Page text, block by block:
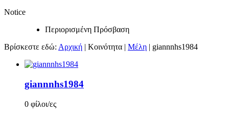
Notice
Περιορισμένη Πρόσβαση
Βρίσκεστε εδώ: Αρχική | Κοινότητα | Μέλη | giannnhs1984
giannnhs1984
0 φίλοι/ες